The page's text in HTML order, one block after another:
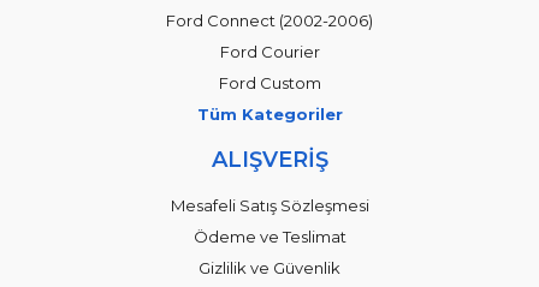
Ford Connect (2002-2006)
Ford Courier
Ford Custom
Tüm Kategoriler
ALIŞVERİŞ
Mesafeli Satış Sözleşmesi
Ödeme ve Teslimat
Gizlilik ve Güvenlik